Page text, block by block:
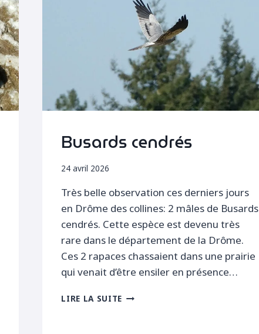
Busards cendrés
24 avril 2026
Très belle observation ces derniers jours
en Drôme des collines: 2 mâles de Busards
cendrés. Cette espèce est devenu très
rare dans le département de la Drôme.
Ces 2 rapaces chassaient dans une prairie
qui venait d’être ensiler en présence…
LIRE LA SUITE BUSARDS